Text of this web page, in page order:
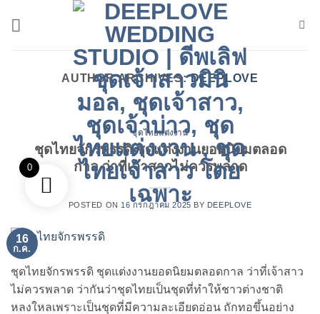
AUTHOR ARCHIVES:DEEPLOVE
ชุดไทยแต่งงาน
ชุดไทยจักรพรรดิ ชุดแต่งงานยอดนิยมตลอด
กาล ว่าที่เจ้าสาวไม่ควรพลาด
POSTED ON 16 กรกฎาคม 2025 BY DEEPLOVE
16
ก.ค.
ชุดไทยจักรพรรดิ ชุดแต่งงานยอดนิยมตลอดกาล ว่าที่เจ้าสาว
ไม่ควรพลาด ว่ากันว่าชุดไทยเป็นชุดที่ทำให้ชาวต่างชาติ
หลงใหลเพราะเป็นชุดที่มีความละเอียดอ่อน ถักทอขึ้นอย่าง
0